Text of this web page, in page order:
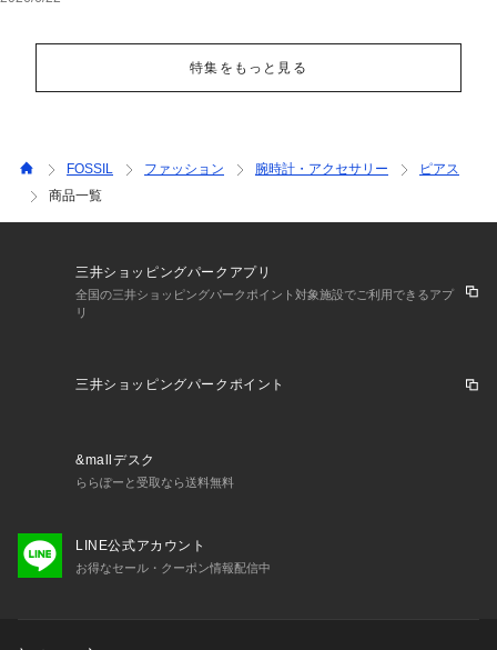
特集をもっと見る
FOSSIL ファッション 腕時計・アクセサリー
ピアス
商品一覧
三井ショッピングパークアプリ
全国の三井ショッピングパークポイント対象施設でご利用できるアプ
リ
三井ショッピングパークポイント
&mallデスク
ららぽーと受取なら送料無料
LINE公式アカウント
お得なセール・クーポン情報配信中